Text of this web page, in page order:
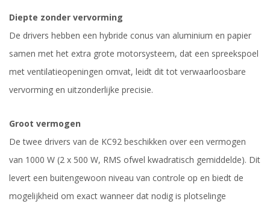
Diepte zonder vervorming
De drivers hebben een hybride conus van aluminium en papier
samen met het extra grote motorsysteem, dat een spreekspoel
met ventilatieopeningen omvat, leidt dit tot verwaarloosbare
vervorming en uitzonderlijke precisie.
Groot vermogen
De twee drivers van de KC92 beschikken over een vermogen
van 1000 W (2 x 500 W, RMS ofwel kwadratisch gemiddelde). Dit
levert een buitengewoon niveau van controle op en biedt de
mogelijkheid om exact wanneer dat nodig is plotselinge